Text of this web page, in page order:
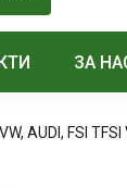
ЗА
AUDI, FSI